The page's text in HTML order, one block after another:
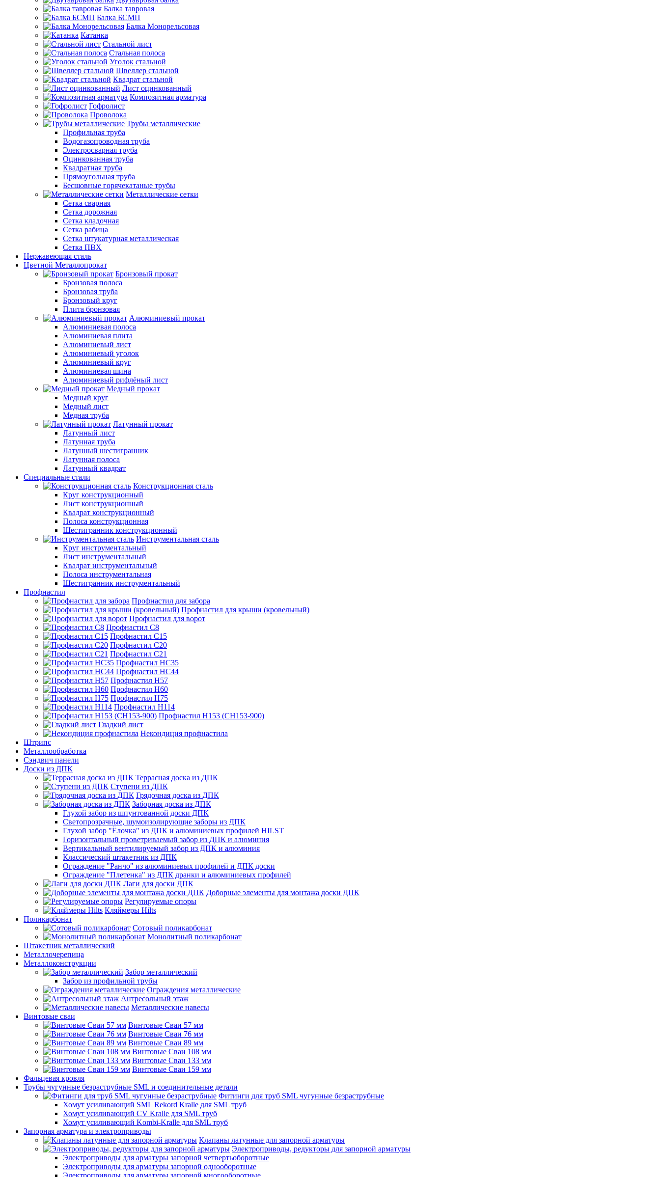
Балка тавровая
Балка БСМП
Балка Монорельсовая
Катанка
Стальной лист
Стальная полоса
Уголок стальной
Швеллер стальной
Квадрат стальной
Лист оцинкованный
Композитная арматура
Гофролист
Проволока
Трубы металлические
Профильная труба
Водогазопроводная труба
Электросварная труба
Оцинкованная труба
Квадратная труба
Прямоугольная труба
Бесшовные горячекатаные трубы
Металлические сетки
Сетка сварная
Сетка дорожная
Сетка кладочная
Сетка рабица
Сетка штукатурная металлическая
Сетка ПВХ
Нержавеющая сталь
Цветной Металлопрокат
Бронзовый прокат
Бронзовая полоса
Бронзовая труба
Бронзовый круг
Плита бронзовая
Алюминиевый прокат
Алюминиевая полоса
Алюминиевая плита
Алюминиевый лист
Алюминиевый уголок
Алюминиевый круг
Алюминиевая шина
Алюминиевый рифлёный лист
Медный прокат
Медный круг
Медный лист
Медная труба
Латунный прокат
Латунный лист
Латунная труба
Латунный шестигранник
Латунная полоса
Латунный квадрат
Специальные стали
Конструкционная сталь
Круг конструкционный
Лист конструкционный
Квадрат конструкционный
Полоса конструкционная
Шестигранник конструкционный
Инструментальная сталь
Круг инструментальный
Лист инструментальный
Квадрат инструментальный
Полоса инструментальная
Шестигранник инструментальный
Профнастил
Профнастил для забора
Профнастил для крыши (кровельный)
Профнастил для ворот
Профнастил С8
Профнастил С15
Профнастил С20
Профнастил С21
Профнастил НС35
Профнастил НС44
Профнастил Н57
Профнастил Н60
Профнастил Н75
Профнастил Н114
Профнастил Н153 (СН153-900)
Гладкий лист
Некондиция профнастила
Штрипс
Металлообработка
Сэндвич панели
Доски из ДПК
Террасная доска из ДПК
Ступени из ДПК
Грядочная доска из ДПК
Заборная доска из ДПК
Глухой забор из шпунтованной доски ДПК
Светопрозрачные, шумоизолирующие заборы из ДПК
Глухой забор "Ёлочка" из ДПК и алюминиевых профилей HILST
Горизонтальный проветриваемый забор из ДПК и алюминия
Вертикальный вентилируемый забор из ДПК и алюминия
Классический штакетник из ДПК
Ограждение "Ранчо" из алюминиевых профилей и ДПК доски
Ограждение "Плетенка" из ДПК дранки и алюминиевых профилей
Лаги для доски ДПК
Доборные элементы для монтажа доски ДПК
Регулируемые опоры
Кляймеры Hilts
Поликарбонат
Сотовый поликарбонат
Монолитный поликарбонат
Штакетник металлический
Металлочерепица
Металлоконструкции
Забор металлический
Забор из профильной трубы
Ограждения металлические
Антресольный этаж
Металлические навесы
Винтовые сваи
Винтовые Сваи 57 мм
Винтовые Сваи 76 мм
Винтовые Сваи 89 мм
Винтовые Сваи 108 мм
Винтовые Сваи 133 мм
Винтовые Сваи 159 мм
Фальцевая кровля
Трубы чугунные безраструбные SML и соединительные детали
Фитинги для труб SML чугунные безраструбные
Хомут усиливающий SML Rekord Kralle для SML труб
Хомут усиливающий CV Kralle для SML труб
Хомут усиливающий Kombi-Kralle для SML труб
Запорная арматура и электроприводы
Клапаны латунные для запорной арматуры
Электроприводы, редукторы для запорной арматуры
Электроприводы для арматуры запорной четвертьоборотные
Электроприводы для арматуры запорной однооборотные
Электроприводы для арматуры запорной многооборотные